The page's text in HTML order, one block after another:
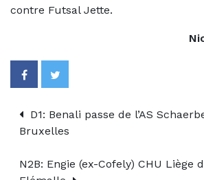
contre Futsal Jette.
D1: Benali passe de l’AS
Bruxelles
N2B: Engie (ex-Cofely) CHU Liège